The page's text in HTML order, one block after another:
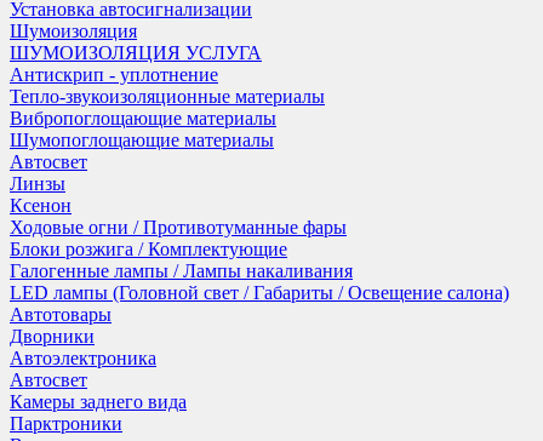
Установка автосигнализации
Шумоизоляция
ШУМОИЗОЛЯЦИЯ УСЛУГА
Антискрип - уплотнение
Тепло-звукоизоляционные материалы
Вибропоглощающие материалы
Шумопоглощающие материалы
Автосвет
Линзы
Ксенон
Ходовые огни / Противотуманные фары
Блоки розжига / Комплектующие
Галогенные лампы / Лампы накаливания
LED лампы (Головной свет / Габариты / Освещение салона)
Автотовары
Дворники
Автоэлектроника
Автосвет
Камеры заднего вида
Парктроники